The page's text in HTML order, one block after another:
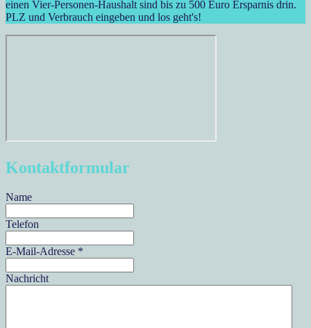
einen Vier-Personen-Haushalt sind bis zu 500 Euro Ersparnis drin.
PLZ und Verbrauch eingeben und los geht's!
Kontaktformular
Name
Telefon
E-Mail-Adresse *
Nachricht